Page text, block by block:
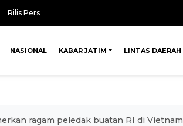
Rilis Pers
NASIONAL KABAR JATIM LINTAS DAERAH
ragam peledak buatan RI di Vietnam